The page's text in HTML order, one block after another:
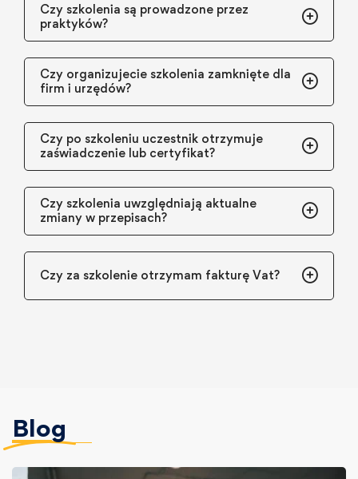
Czy szkolenia są prowadzone przez
praktyków?
Czy organizujecie szkolenia zamknięte dla
firm i urzędów?
Czy po szkoleniu uczestnik otrzymuje
zaświadczenie lub certyfikat?
Czy szkolenia uwzględniają aktualne
zmiany w przepisach?
Czy za szkolenie otrzymam fakturę Vat?
Blog